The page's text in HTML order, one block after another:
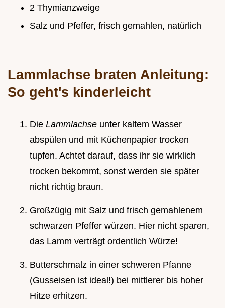
2 Thymianzweige
Salz und Pfeffer, frisch gemahlen, natürlich
Lammlachse braten Anleitung:
So geht's kinderleicht
Die Lammlachse unter kaltem Wasser
abspülen und mit Küchenpapier trocken
tupfen. Achtet darauf, dass ihr sie wirklich
trocken bekommt, sonst werden sie später
nicht richtig braun.
Großzügig mit Salz und frisch gemahlenem
schwarzen Pfeffer würzen. Hier nicht sparen,
das Lamm verträgt ordentlich Würze!
Butterschmalz in einer schweren Pfanne
(Gusseisen ist ideal!) bei mittlerer bis hoher
Hitze erhitzen.